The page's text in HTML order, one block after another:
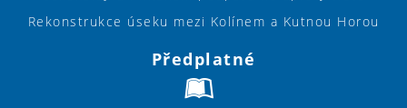
Rekonstrukce úseku mezi Kolínem a Kutnou Horou
Předplatné